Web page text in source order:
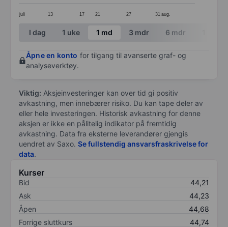
juli 13 17 21 27 31 aug.
End of interactive chart.
I dag 1 uke 1 md 3 mdr 6 mdr
Åpne en konto for tilgang til avanserte graf- og
analyseverktøy.
Viktig: Aksjeinvesteringer kan over tid gi positiv
avkastning, men innebærer risiko. Du kan tape deler av
eller hele investeringen. Historisk avkastning for denne
aksjen er ikke en pålitelig indikator på fremtidig
avkastning. Data fra eksterne leverandører gjengis
uendret av Saxo. Se fullstendig ansvarsfraskrivelse for
data.
Kurser
Bid
44,21
Ask
44,23
Åpen
44,68
Forrige sluttkurs
44,74